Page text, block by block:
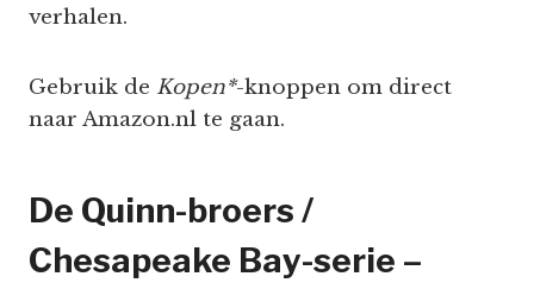
verhalen.
Gebruik de Kopen*-knoppen om direct
naar Amazon.nl te gaan.
De Quinn-broers /
Chesapeake Bay-serie –